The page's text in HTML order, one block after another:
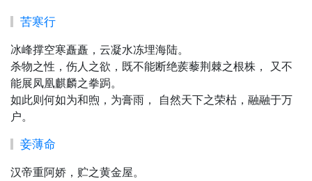
苦寒行
冰峰撑空寒矗矗，云凝水冻埋海陆。
杀物之性，伤人之欲，既不能断绝蒺藜荆棘之根株， 又不
能展凤凰麒麟之拳跼。
如此则何如为和煦，为膏雨， 自然天下之荣枯，融融于万
户。
妾薄命
汉帝重阿娇，贮之黄金屋。